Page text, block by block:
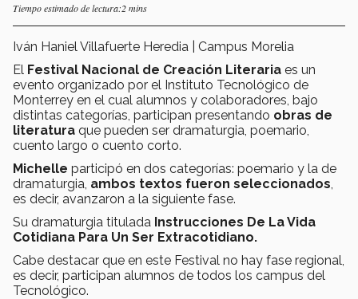
Tiempo estimado de lectura:2 mins
Iván Haniel Villafuerte Heredia | Campus Morelia
El Festival Nacional de Creación Literaria es un
evento organizado por el Instituto Tecnológico de
Monterrey en el cual alumnos y colaboradores, bajo
distintas categorías, participan presentando obras de
literatura que pueden ser dramaturgia, poemario,
cuento largo o cuento corto.
Michelle participó en dos categorías: poemario y la de
dramaturgia, ambos textos fueron seleccionados
es decir, avanzaron a la siguiente fase.
Su dramaturgia titulada Instrucciones De La Vida
Cotidiana Para Un Ser Extracotidiano.
Cabe destacar que en este Festival no hay fase regional,
es decir, participan alumnos de todos los campus del
Tecnológico.